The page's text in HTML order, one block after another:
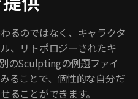
るのではなく、キャラクタ
、リトポロジーされたキ
のSculptingの例題ファイ
ることで、個性的な自分だ
ることができます。